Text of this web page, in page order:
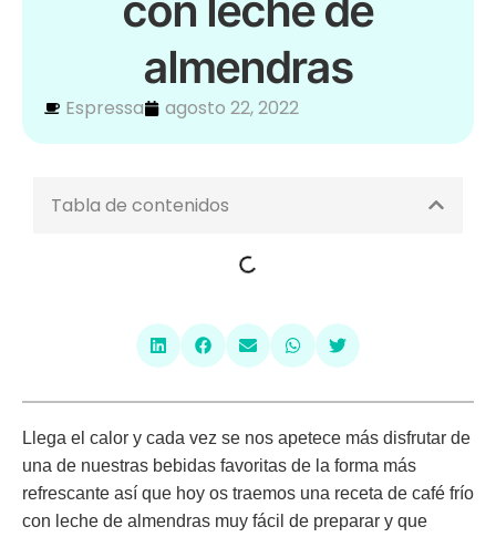
almendras
Espressa agosto 22, 2022
Tabla de contenidos
Llega el calor y cada vez se nos apetece más disfrutar de
una de nuestras bebidas favoritas de la forma más
refrescante así que hoy os traemos una receta de café frío
con leche de almendras muy fácil de preparar y que